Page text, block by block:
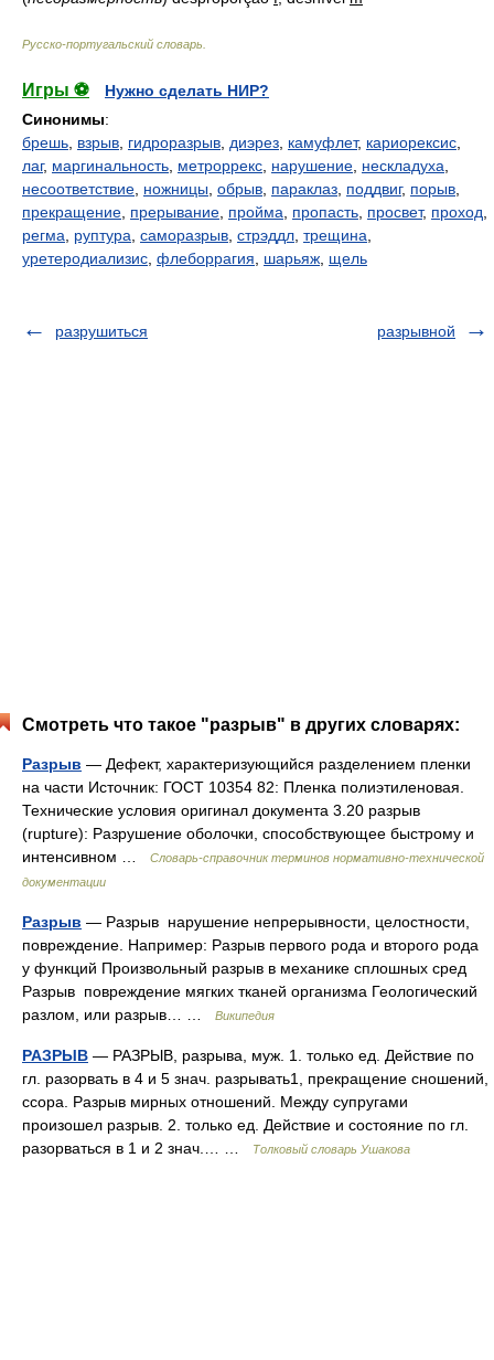
Русско-португальский словарь
Игры ⚽
Нужно сделать НИР?
Синонимы:
брешь взрыв гидроразрыв диэрез камуфлет, кариорексис
лаг, маргинальность метроррекс нарушение нескладуха
несоответствие ножницы обрыв параклаз поддвиг, порыв
прекращение прерывание пройма пропасть просвет, проход
регма
руптура саморазрыв стрэддл трещина
уретеродиализис флеборрагия шарьяж щель
разрушиться разрывной
Смотреть что такое "разрыв" в других словарях:
Разрыв — Дефект, характеризующийся разделением пленки
на части Источник: ГОСТ 10354 82: Пленка полиэтиленовая.
Технические условия оригинал документа 3.20 разрыв
(rupture): Разрушение оболочки, способствующее быстрому и
интенсивном …
Словарь-справочник терминов нормативно-технической
документации
Разрыв — Разрыв нарушение непрерывности, целостности,
повреждение. Например: Разрыв первого рода и второго рода
у функций Произвольный разрыв в механике сплошных сред
Разрыв повреждение мягких тканей организма Геологический
разлом, или разрыв… …
Википедия
РАЗРЫВ — РАЗРЫВ, разрыва, муж. 1. только ед. Действие по
гл. разорвать в 4 и 5 знач. разрывать1, прекращение сношений,
ссора. Разрыв мирных отношений. Между супругами
произошел разрыв. 2. только ед. Действие и состояние по гл.
разорваться в 1 и 2 знач.… …
Толковый словарь Ушакова